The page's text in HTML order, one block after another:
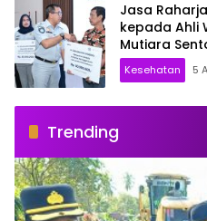
Jasa
kepada Ahli
Mutiara
Kesehatan 5
Trending